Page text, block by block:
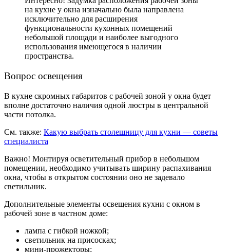
на кухне у окна изначально была направлена
исключительно для расширения
функциональности кухонных помещений
небольшой площади и наиболее выгодного
использования имеющегося в наличии
пространства.
Вопрос освещения
В кухне скромных габаритов с рабочей зоной у окна будет
вполне достаточно наличия одной люстры в центральной
части потолка.
См. также: Какую выбрать столешницу для кухни — советы
специалиста
Важно! Монтируя осветительный прибор в небольшом
помещении, необходимо учитывать ширину распахивания
окна, чтобы в открытом состоянии оно не задевало
светильник.
Дополнительные элементы освещения кухни с окном в
рабочей зоне в частном доме:
лампа с гибкой ножкой;
светильник на присосках;
мини-прожекторы;